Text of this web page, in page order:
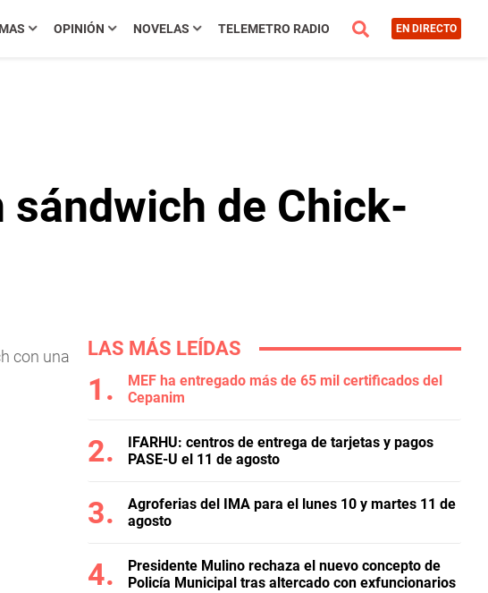
OPINIÓN NOVELAS TELEMETRO RADIO EN DIRECTO
de Chick-
con una
LAS MÁS LEÍDAS
MEF ha entregado más de 65 mil certificados del
Cepanim
IFARHU: centros de entrega de tarjetas y pagos
PASE-U el 11 de agosto
Agroferias del IMA para el lunes 10 y martes 11 de
agosto
Presidente Mulino rechaza el nuevo concepto de
Policía Municipal tras altercado con exfuncionarios